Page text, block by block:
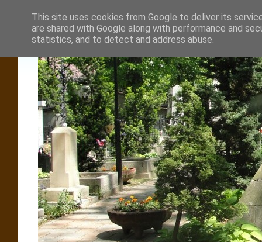
This site uses cookies from Google to deliver its
are shared with Google along with performance and
statistics, and to detect and address abuse.